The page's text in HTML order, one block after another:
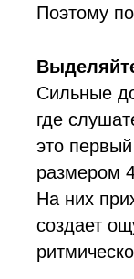
Поэтому
Сильные
где
это
размером
На них
создает